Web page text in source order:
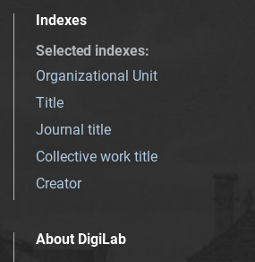
Indexes
Selected indexes:
Organizational Unit
Title
Journal title
Collective work title
Creator
About DigiLab